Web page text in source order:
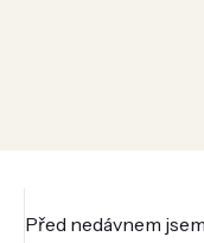
Před nedávnem